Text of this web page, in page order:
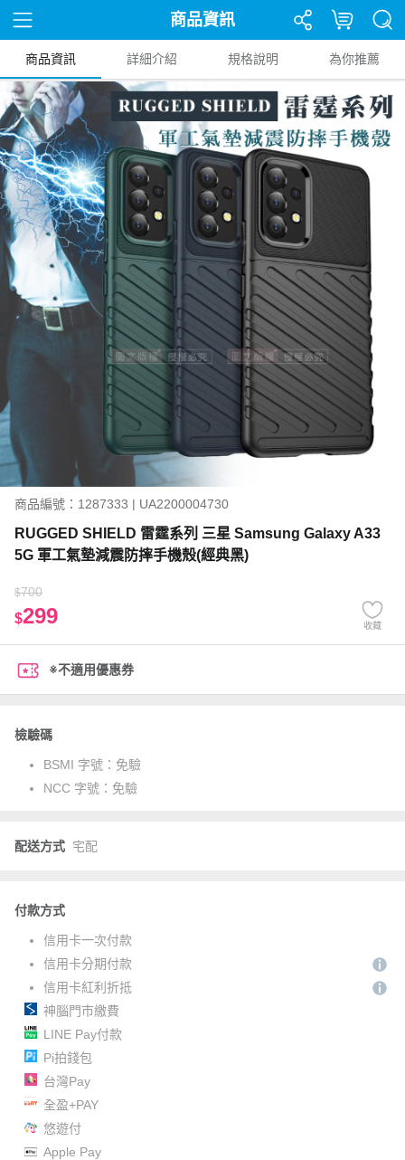
商品資訊
商品資訊 詳細介紹 規格說明 為你推薦
商品編號：1287333 | UA2200004730
RUGGED SHIELD 雷霆系列 三星 Samsung Galaxy A33
5G 軍工氣墊減震防摔手機殼(經典黑)
$700
$299 收藏
※不適用優惠券
檢驗碼
BSMI 字號： 免驗
NCC 字號： 免驗
配送方式 宅配
付款方式
信用卡一次付款
信用卡分期付款
信用卡紅利折抵
神腦門市繳費
LINE Pay付款
Pi拍錢包
台灣Pay
全盈+PAY
悠遊付
Apple Pay